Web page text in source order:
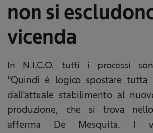
non si
vicenda
In N.I.C.O. tutti i processi
"Quindi è logico spostare tutta
dall'attuale stabilimento al
produzione, che si trova
afferma De Mesquita. I